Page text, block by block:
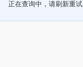
正在查询中，请刷新重试